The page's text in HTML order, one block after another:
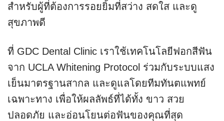
สำหรับผู้ที่ต้องการรอยยิ้มที่สว่าง สดใส และดู
สุขภาพดี
ที่ GDC Dental Clinic เราใช้เทคโนโลยีฟอกสีฟัน
จาก UCLA Whitening Protocol ร่วมกับระบบแสง
เย็นมาตรฐานสากล และดูแลโดยทีมทันตแพทย์
เฉพาะทาง เพื่อให้ผลลัพธ์ที่ได้ทั้ง ขาว สวย
ปลอดภัย และอ่อนโยนต่อฟันของคุณที่สุด